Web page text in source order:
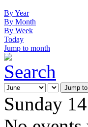
By Year
By Month
By Week
Today
Jump to month
Jump
Sunday